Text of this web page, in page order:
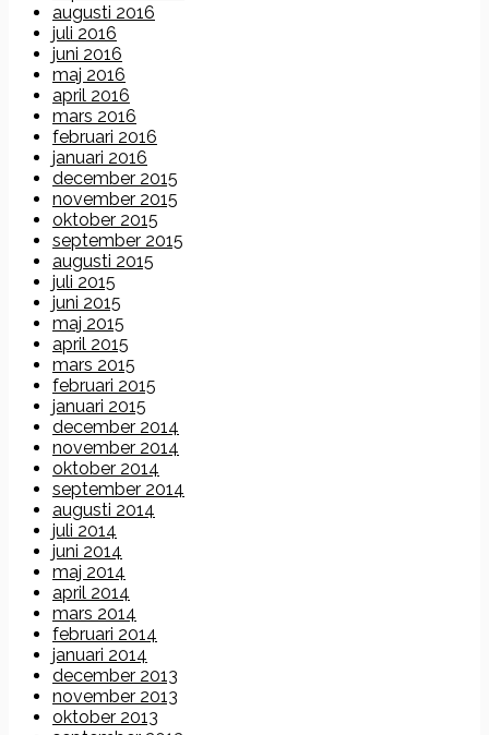
augusti 2016
juli 2016
juni 2016
maj 2016
april 2016
mars 2016
februari 2016
januari 2016
december 2015
november 2015
oktober 2015
september 2015
augusti 2015
juli 2015
juni 2015
maj 2015
april 2015
mars 2015
februari 2015
januari 2015
december 2014
november 2014
oktober 2014
september 2014
augusti 2014
juli 2014
juni 2014
maj 2014
april 2014
mars 2014
februari 2014
januari 2014
december 2013
november 2013
oktober 2013